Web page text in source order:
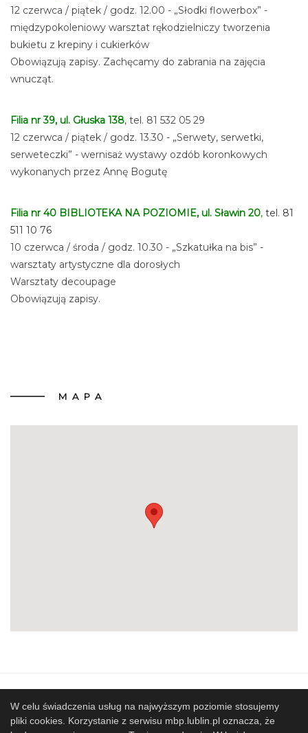
12 czerwca / piątek / godz. 12.00 - „Słodki flowerbox” -
międzypokoleniowy warsztat rękodzielniczy tworzenia
bukietu z krepiny i cukierków
Obowiązują zapisy. Zachęcamy do zabrania na zajęcia
wnucząt.
Filia nr 39, ul. Głuska 138, tel. 81 532 05 29
12 czerwca / piątek / godz. 13.30 - „Serwety, serwetki,
serweteczki” - wernisaż wystawy ozdób koronkowych
wykonanych przez Annę Bogutę
Filia nr 40 BIBLIOTEKA NA POZIOMIE, ul. Sławin 20, tel. 81
511 10 76
10 czerwca / środa / godz. 10.30 - „Szkatułka na bis” -
warsztaty artystyczne dla dorosłych
Warsztaty decoupage
Obowiązują zapisy.
MAPA
Współpracujemy
W celu świadczenia usług na najwyższym poziomie stosujemy
pliki cookies. Korzystanie z serwisu mbp.lublin.pl oznacza, że